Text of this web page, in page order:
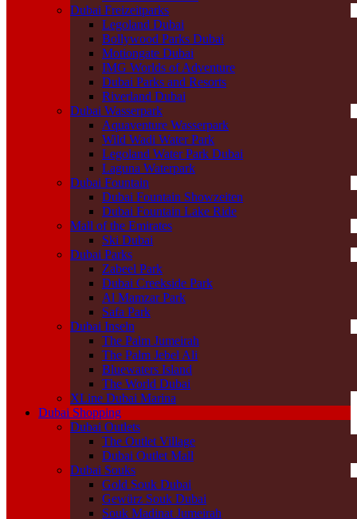
Dubai Freizeitparks
Legoland Dubai
Bollywood Parks Dubai
Motiongate Dubai
IMG Worlds of Adventure
Dubai Parks and Resorts
Riverland Dubai
Dubai Wasserpark
Aquaventure Wasserpark
Wild Wadi Water Park
Legoland Water Park Dubai
Laguna Waterpark
Dubai Fountain
Dubai Fountain Showzeiten
Dubai Fountain Lake Ride
Mall of the Emirates
Ski Dubai
Dubai Parks
Zabeel Park
Dubai Creekside Park
Al Mamzar Park
Safa Park
Dubai Inseln
The Palm Jumeirah
The Palm Jebel Ali
Bluewaters Island
The World Dubai
XLine Dubai Marina
Dubai Shopping
Dubai Outlets
The Outlet Village
Dubai Outlet Mall
Dubai Souks
Gold Souk Dubai
Gewürz Souk Dubai
Souk Madinat Jumeirah